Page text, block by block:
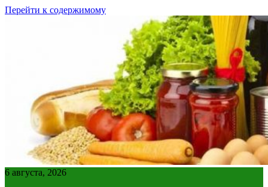
Перейти к содержимому
6 августа, 2026